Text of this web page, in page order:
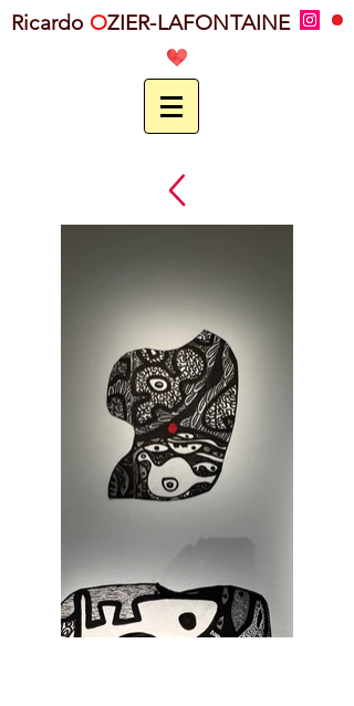
Ricardo OZIER-LAFONTAINE